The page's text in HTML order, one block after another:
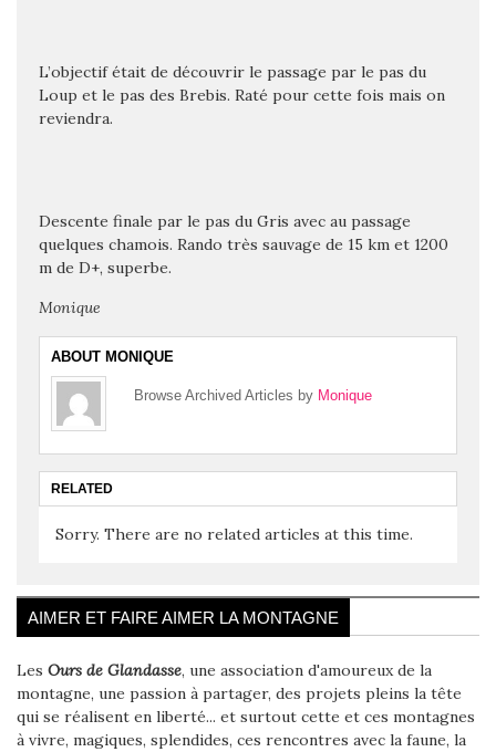
L’objectif était de découvrir le passage par le pas du
Loup et le pas des Brebis. Raté pour cette fois mais on
reviendra.
Descente finale par le pas du Gris avec au passage
quelques chamois. Rando très sauvage de 15 km et 1200
m de D+, superbe.
Monique
ABOUT MONIQUE
Browse Archived Articles by Monique
RELATED
Sorry. There are no related articles at this time.
AIMER ET FAIRE AIMER LA MONTAGNE
Les Ours de Glandasse, une association d'amoureux de la
montagne, une passion à partager, des projets pleins la tête
qui se réalisent en liberté... et surtout cette et ces montagnes
à vivre, magiques, splendides, ces rencontres avec la faune, la